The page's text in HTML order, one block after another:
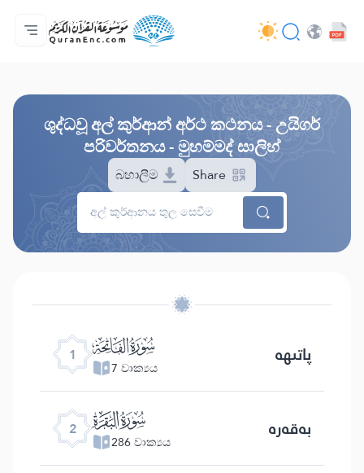
මුල් පිටුව
පරිවර්තන පටුන
Audio
සංවර්ධක සේවා - API
ව්‍යාපෘතිය ගැන
අප අමතන්න
භාෂාව
ශුද්ධවූ අල් කුර්ආන් අර්ථ කථනය - උයිගර්
පරිවර්තනය - මුහම්මද් සාලිහ්
බහාලීම Share
1 ﮍ
7 වාක්‍යය پاتىھە
2 ﮎ
286 වාක්‍යය بەقەرە